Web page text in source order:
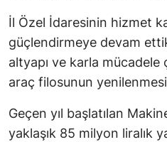
İl Özel İdaresinin hizmet
güçlendirmeye devam
altyapı ve karla mücadele
araç filosunun
Geçen yıl başlatılan
yaklaşık 85 milyon liralık